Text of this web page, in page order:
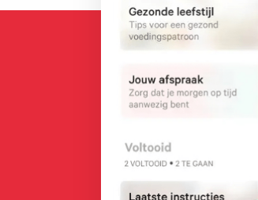
Hoever-Houkes
Kim
33 jaar oud
Vanaf het eerste
het laten
een
verstand van